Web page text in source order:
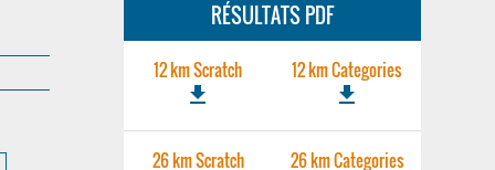
RÉSULTATS PDF
12 km Scratch
file_download
12 km Categories
file_download
26 km Scratch 26 km Categories